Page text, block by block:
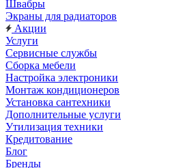
Швабры
Экраны для радиаторов
Акции
Услуги
Сервисные службы
Сборка мебели
Настройка электроники
Монтаж кондиционеров
Установка сантехники
Дополнительные услуги
Утилизация техники
Кредитование
Блог
Бренды